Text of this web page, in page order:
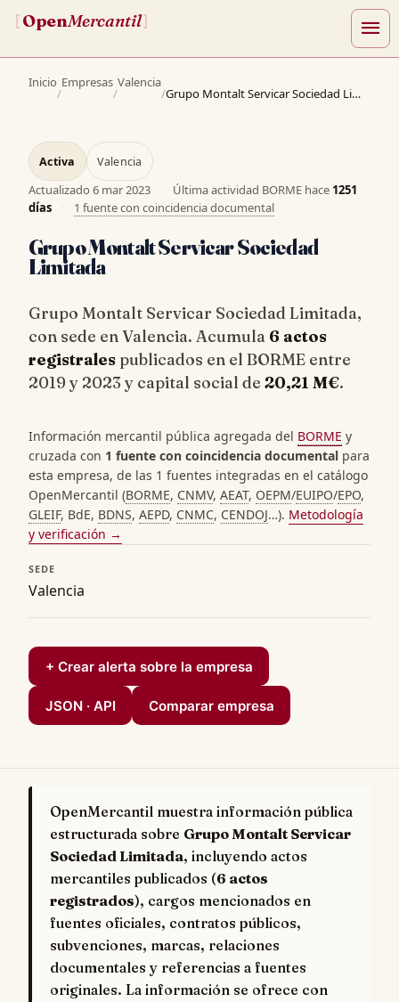
[OpenMercantil] menu
Inicio
/
Empresas
/
Valencia
/ Grupo Montalt Servicar Sociedad Limitada
Activa Valencia
Actualizado 6 mar 2023 · Última actividad BORME hace 1251
días
· 1 fuente con coincidencia documental
Grupo Montalt Servicar Sociedad
Limitada
Grupo Montalt Servicar Sociedad Limitada,
con sede en Valencia. Acumula 6 actos
registrales publicados en el BORME entre
2019 y 2023 y capital social de 20,21 M€.
Información mercantil pública agregada del BORME y
cruzada con 1 fuente con coincidencia documental para
esta empresa, de las 1 fuentes integradas en el catálogo
OpenMercantil (BORME, CNMV, AEAT, OEPM/EUIPO/EPO,
GLEIF, BdE, BDNS, AEPD, CNMC, CENDOJ…). Metodología
y verificación →
SEDE
Valencia
+ Crear alerta sobre la empresa
JSON · API Comparar empresa
OpenMercantil muestra información pública
estructurada sobre Grupo Montalt Servicar
Sociedad Limitada, incluyendo actos
mercantiles publicados (6 actos
registrados), cargos mencionados en
fuentes oficiales, contratos públicos,
subvenciones, marcas, relaciones
documentales y referencias a fuentes
originales. La información se ofrece con